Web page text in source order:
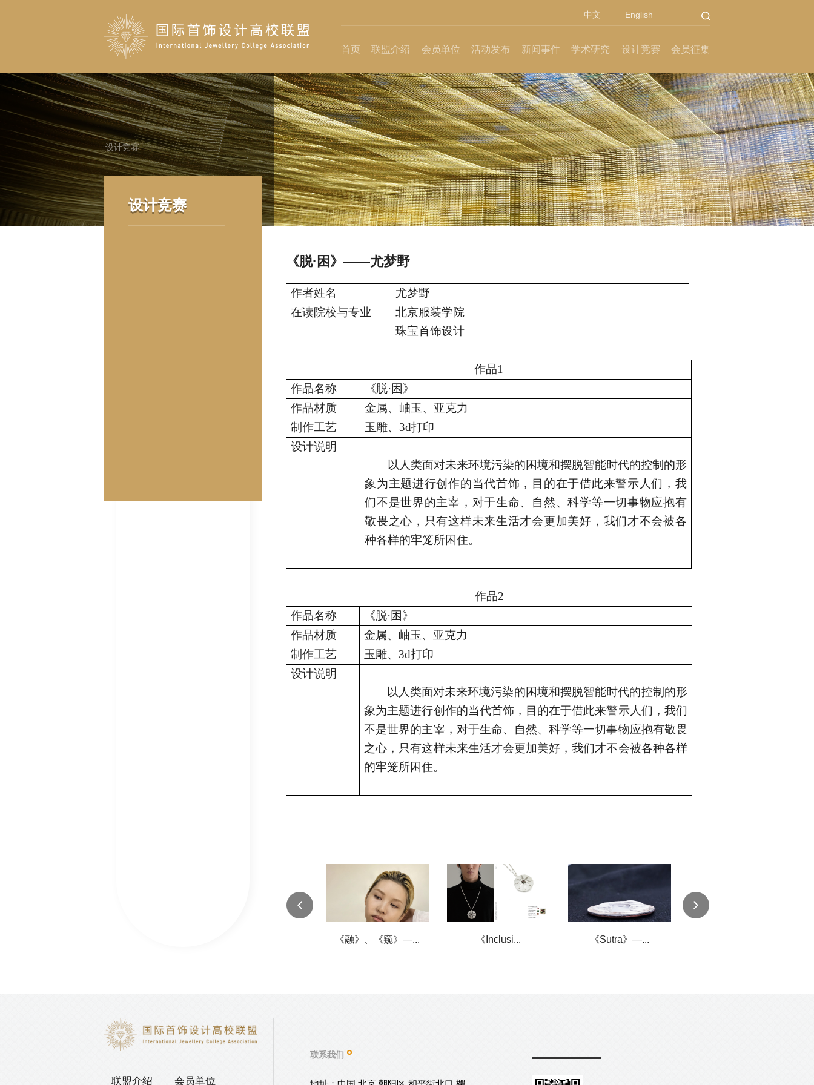
中文 English
首页 联盟介绍 会员单位 活动发布 新闻事件 学术研究 设计竞赛 会员征集
设计竞赛
设计竞赛
《脱·困》——尤梦野
作者姓名
尤梦野
在读院校与专业
北京服装学院
珠宝首饰设计
作品1
作品名称
《脱·困》
作品材质
金属、岫玉、亚克力
制作工艺
玉雕、 3d打印
设计说明
以人类面对未来环境污染的困境和摆脱智能时代的控制的形
象为主题进行创作的当代首饰，目的在于借此来警示人们，我
们不是世界的主宰，对于生命、自然、科学等一切事物应抱有
敬畏之心，只有这样未来生活才会更加美好，我们才不会被各
种各样的牢笼所困住。
作品2
作品名称
《脱·困》
作品材质
金属、岫玉、亚克力
制作工艺
玉雕、 3d打印
设计说明
以人类面对未来环境污染的困境和摆脱智能时代的控制的形
象为主题进行创作的当代首饰，目的在于借此来警示人们，我们
不是世界的主宰，对于生命、自然、科学等一切事物应抱有敬畏
之心，只有这样未来生活才会更加美好，我们才不会被各种各样
的牢笼所困住。
《融》、《窥》—... 《Inclusi... 《Sutra》—...
联盟介绍 会员单位
联系我们